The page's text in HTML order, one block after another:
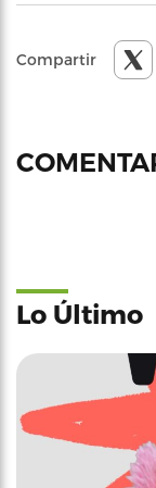
Compartir
Lo Último